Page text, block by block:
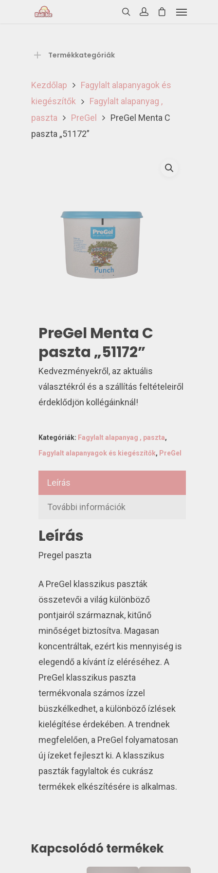
Termékkategóriák
Kezdőlap
Fagylalt alapanyagok és
kiegészítők
Fagylalt alapanyag ,
paszta
PreGel
PreGel Menta C
paszta „51172”
PreGel Menta C
paszta „51172”
Kedvezményekről, az aktuális
választékról és a szállítás feltételeiről
érdeklődjön kollégáinknál!
Kategóriák: Fagylalt alapanyag , paszta,
Fagylalt alapanyagok és kiegészítők, PreGel
Leírás
További információk
Leírás
Pregel paszta
A PreGel klasszikus paszták
összetevői a világ különböző
pontjairól származnak, kitűnő
minőséget biztosítva. Magasan
koncentráltak, ezért kis mennyiség is
elegendő a kívánt íz eléréséhez. A
PreGel klasszikus paszta
termékvonala számos ízzel
büszkélkedhet, a különböző ízlések
kielégítése érdekében. A trendnek
megfelelően, a PreGel folyamatosan
új ízeket fejleszt ki. A klasszikus
paszták fagylaltok és cukrász
termékek elkészítésére is alkalmas.
Kapcsolódó termékek